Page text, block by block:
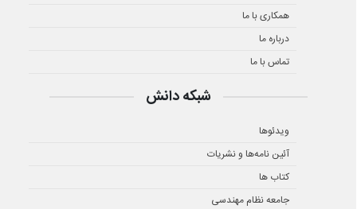
همکاری با ما
درباره ما
تماس با ما
شبکه دانش
ویدئوها
آئین نامه‌ها و نشریات
کتاب ها
جامعه نظام مهندسی